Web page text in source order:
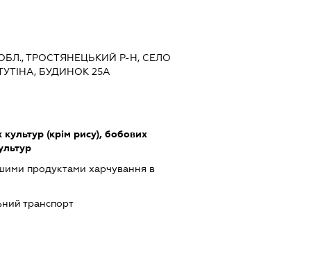
ТРОСТЯНЕЦЬКИЙ Р-Н, СЕЛО
БУДИНОК 25А
(крім рису), бобових
продуктами харчування в
транспорт